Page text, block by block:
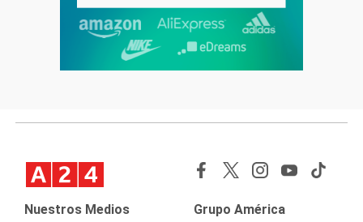
Nuestros Medios Grupo América